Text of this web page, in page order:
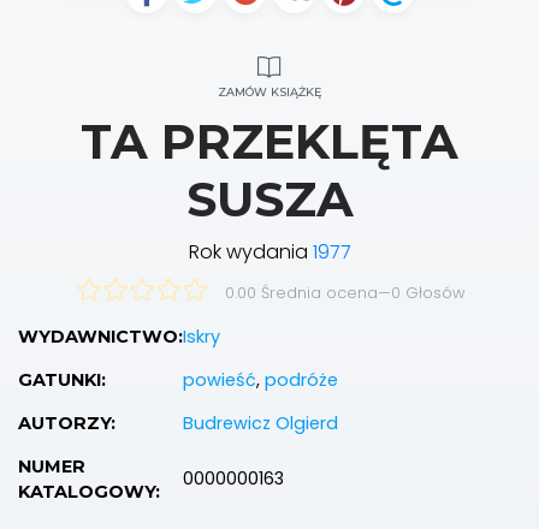
ZAMÓW KSIĄŻKĘ
TA PRZEKLĘTA
SUSZA
Rok wydania 1977
0.00 Średnia ocena—0 Głosów
WYDAWNICTWO:Iskry
GATUNKI: powieść, podróże
AUTORZY: Budrewicz Olgierd
NUMER
KATALOGOWY:
0000000163